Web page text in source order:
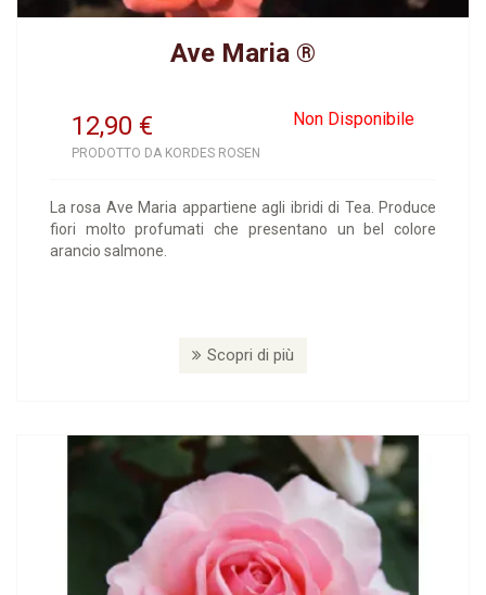
Ave Maria ®
12,90 Non Disponibile
€
PRODOTTO DA KORDES ROSEN
La rosa Ave Maria appartiene agli ibridi di Tea. Produce
fiori molto profumati che presentano un bel colore
arancio salmone.
Scopri di più